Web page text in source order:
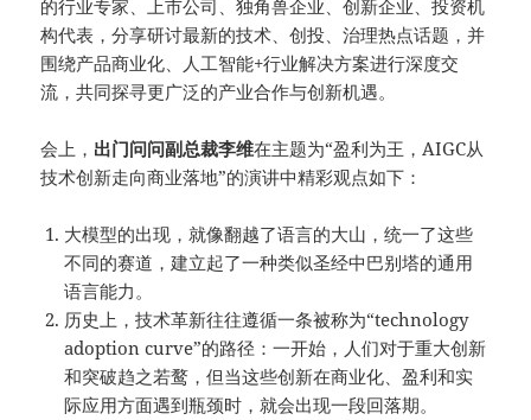
的行业专家、上市公司、独角兽企业、创新企业、投资机
构代表，分享研讨最新的技术、创投、治理热点话题，并
围绕产品商业化、人工智能+行业解决方案进行深度交
流，共同探寻更广泛的产业合作与创新机遇。
会上， 出门问问副总裁李维在主题为“盈利为王，AIGC从
技术创新走向商业落地”的演讲中精彩观点如下：
大模型的出现，就像翻越了语言的大山，统一了这些
不同的赛道，建立起了一种类似圣经中巴别塔的通用
语言能力。
历史上，技术革新往往遵循一条被称为“technology
adoption curve”的路径：一开始，人们对于重大创新
和突破趋之若鹜，但当这些创新在商业化、盈利和实
际应用方面遇到瓶颈时，就会出现一段回落期。